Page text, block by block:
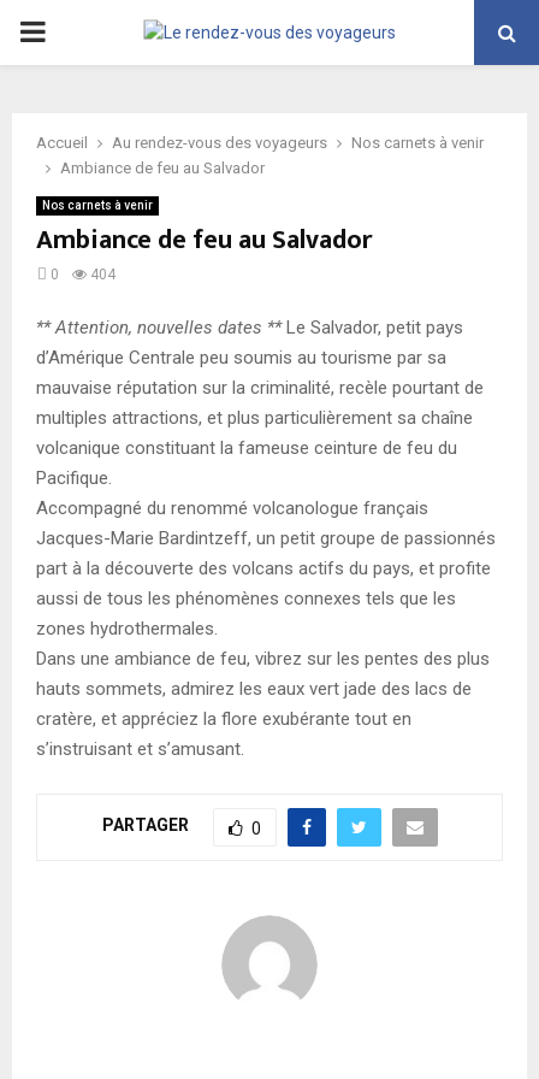
PRIMARY
Accueil Au rendez-vous des voyageurs
Nos carnets à venir
Ambiance de feu au Salvador
Nos carnets à venir
Ambiance de feu au Salvador
0 404
** Attention, nouvelles dates **Le Salvador, petit pays
d’Amérique Centrale peu soumis au tourisme par sa
mauvaise réputation sur la criminalité, recèle pourtant de
multiples attractions, et plus particulièrement sa chaîne
volcanique constituant la fameuse ceinture de feu du
Pacifique.
Accompagné du renommé volcanologue français
Jacques-Marie Bardintzeff, un petit groupe de passionnés
part à la découverte des volcans actifs du pays, et profite
aussi de tous les phénomènes connexes tels que les
zones hydrothermales.
Dans une ambiance de feu, vibrez sur les pentes des plus
hauts sommets, admirez les eaux vert jade des lacs de
cratère, et appréciez la flore exubérante tout en
s’instruisant et s’amusant.
PARTAGER 0